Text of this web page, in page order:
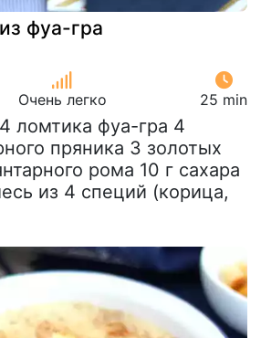
фуа-гра
Очень легко 25 min
ломтика фуа-гра 4
пряника 3 золотых
рома 10 г сахара
из 4 специй (корица,